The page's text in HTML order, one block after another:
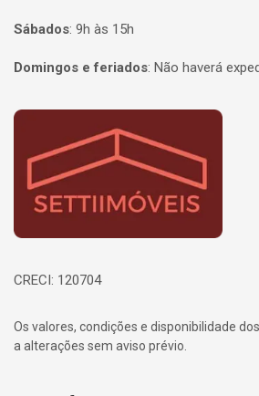
Sábados: 9h às 15h
Domingos e feriados: Não haverá
Página inicial
CRECI: 120704
Os valores, condições e disponibilidade
a alterações sem aviso prévio.